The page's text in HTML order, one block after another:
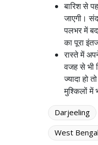
बारिश से
जाएगी।
पलभर में
का पूरा
रास्ते में
वजह से भी
ज्यादा हो
मुश्किलों में
Darjeeling
West Bengal